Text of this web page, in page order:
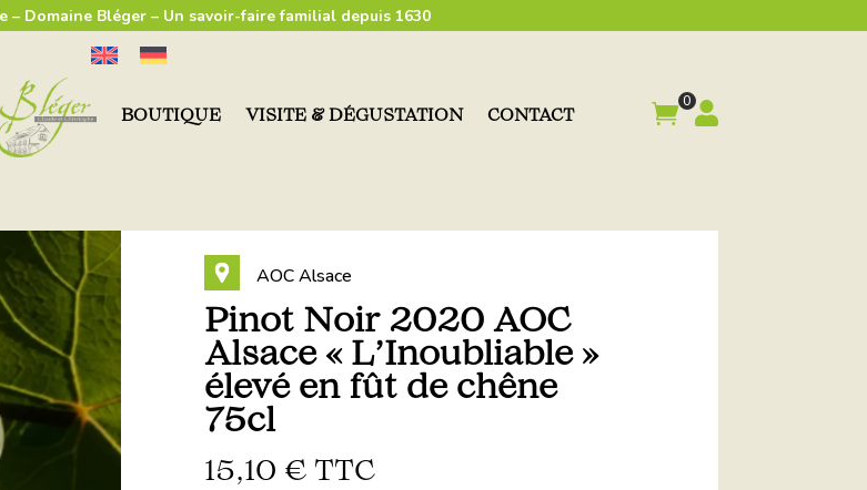
– Domaine Bléger – Un savoir-faire familial depuis 1630
BOUTIQUE VISITE & DÉGUSTATION CONTACT
0
 
AOC Alsace
Pinot Noir 2020 AOC
Alsace « L’Inoubliable »
élevé en fût de chêne
75cl
15,10 € TTC